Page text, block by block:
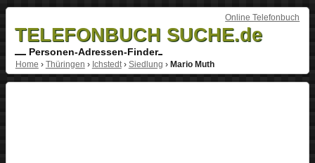
Online Telefonbuch
TELEFONBUCH SUCHE.de
Personen-Adressen-Finder
Home › Thüringen › Ichstedt› Siedlung › Mario Muth